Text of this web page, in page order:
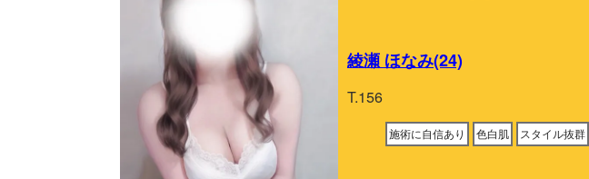
綾瀬 ほなみ(24)
T.156
施術に自信あり 色白肌 スタイル抜群